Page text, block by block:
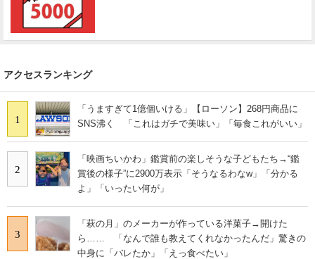
アクセスランキング
1
「うますぎて1億個いける」【ローソン】268円商品に
SNS沸く 「これはガチで美味い」「毎食これがいい」
2
「映画ちいかわ」鑑賞前の楽しそうな子どもたち→“鑑
賞後の様子”に2900万表示「そうなるわなw」「分かる
よ」「いったい何が」
3
「萩の月」のメーカーが作っている洋菓子→開けた
ら…… 「なんで誰も教えてくれなかったんだ」驚きの
中身に「バレたか」「えっ食べたい」